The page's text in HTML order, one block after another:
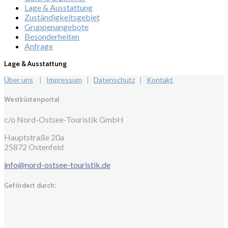
Lage & Ausstattung
Zuständigkeitsgebiet
Gruppenangebote
Besonderheiten
Anfrage
Lage & Ausstattung
Über uns | Impressum | Datenschutz | Kontakt
Westküstenportal
c/o Nord-Ostsee-Touristik GmbH
Hauptstraße 20a
25872 Ostenfeld
info@nord-ostsee-touristik.de
Gefördert durch: